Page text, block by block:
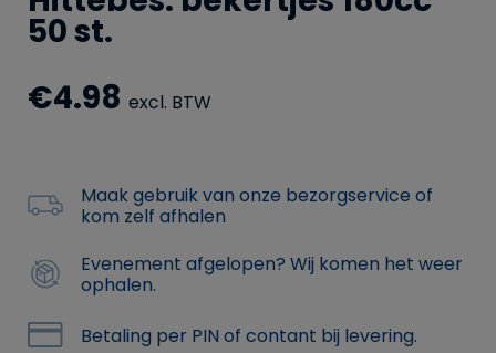
50 st.
€4.98 excl. BTW
Maak gebruik van onze bezorgservice of
kom zelf afhalen
Evenement afgelopen? Wij komen het weer
ophalen.
Betaling per PIN of contant bij levering.